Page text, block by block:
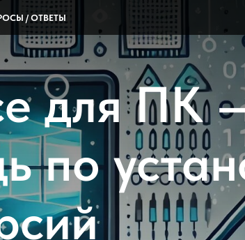
/ ОТВЕТЫ
для ПК
по